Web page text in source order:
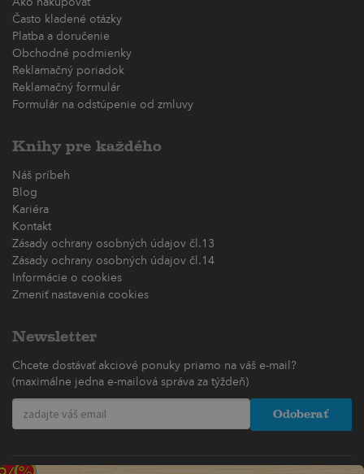
Často kladené otázky
Platba a doručenie
Obchodné podmienky
Reklamačný poriadok
Reklamačný formulár
Formulár na odstúpenie od zmluvy
Knihy pre každého
Náš príbeh
Blog
Kariéra
Kontakt
Zásady ochrany osobných údajov čl.13
Zásady ochrany osobných údajov čl.14
Informácie o cookies
Zmeniť nastavenia cookies
Newsletter
Chcete dostávať akciové ponuky priamo na váš e-mail?
(maximálne jedna e-mailová správa za týždeň)
Odoberať